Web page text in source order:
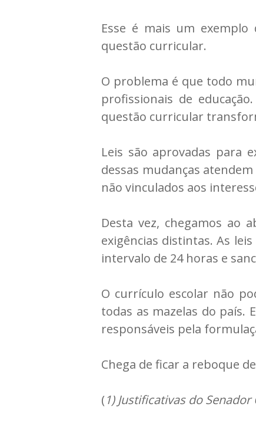
Esse é mais um
questão curricular.
O problema é que todo
profissionais de
questão curricular
Leis são aprovadas para
dessas mudanças
não vinculados aos
Desta vez, chegamos ao
exigências distintas. As
intervalo de 24 horas e
O currículo escolar não
todas as mazelas do país.
responsáveis pela
Chega de ficar a reboque
(1) Justificativas do